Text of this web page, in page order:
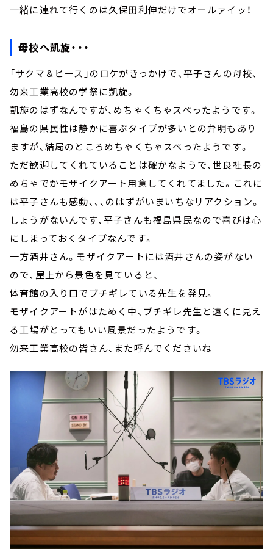
一緒に連れて行くのは久保田利伸だけでオールァイッ！
母校へ凱旋・・・
「サクマ＆ピース」のロケがきっかけで、平子さんの母校、
勿来工業高校の学祭に凱旋。
凱旋のはずなんですが、めちゃくちゃスベったようです。
福島の県民性は静かに喜ぶタイプが多いとの弁明もあり
ますが、結局のところめちゃくちゃスベったようです。
ただ歓迎してくれていることは確かなようで、世良社長の
めちゃでかモザイクアート用意してくれてました。これに
は平子さんも感動、、、のはずがいまいちなリアクション。
しょうがないんです、平子さんも福島県民なので喜びは心
にしまっておくタイプなんです。
一方酒井さん。モザイクアートには酒井さんの姿がない
ので、屋上から景色を見ていると、
体育館の入り口でブチギレている先生を発見。
モザイクアートがはためく中、ブチギレ先生と遠くに見え
る工場がとってもいい風景だったようです。
勿来工業高校の皆さん、また呼んでくださいね